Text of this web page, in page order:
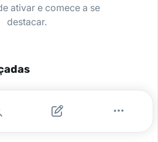
ativar e comece a se
destacar.
medalha encontrada